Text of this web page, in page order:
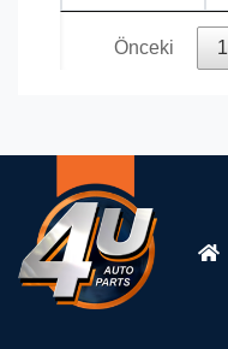
Önceki 1